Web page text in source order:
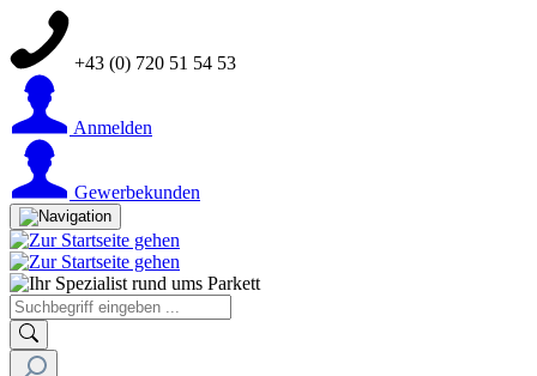
+43 (0) 720 51 54 53
Anmelden
Gewerbekunden